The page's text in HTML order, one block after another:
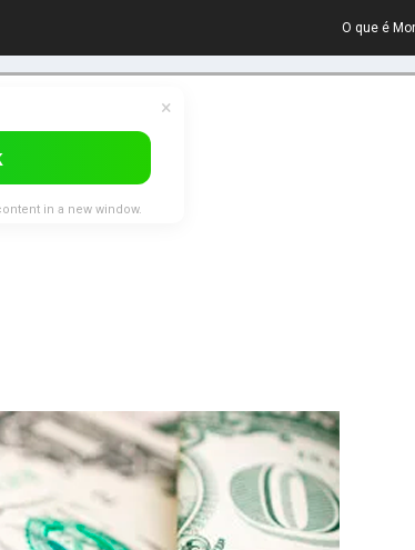
O que é
×
in a new window.